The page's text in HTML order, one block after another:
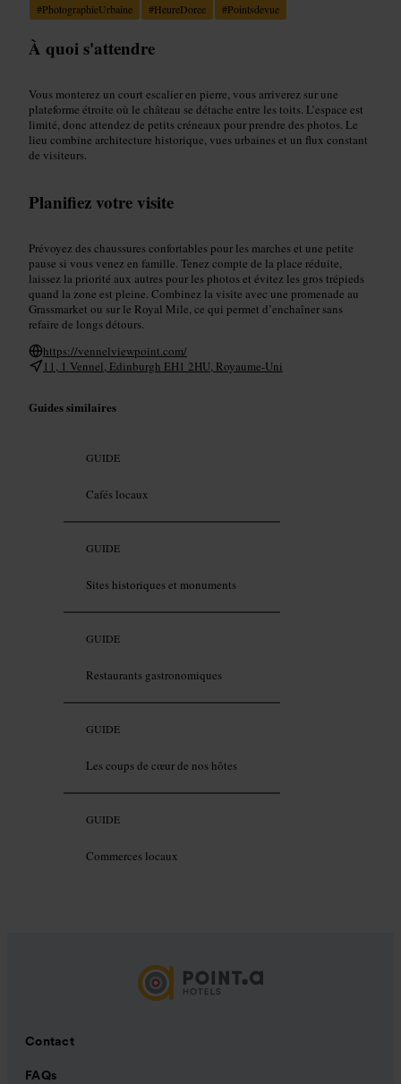
#PhotographieUrbaine #HeureDoree #Pointsdevue
À quoi s'attendre
Vous monterez un court escalier en pierre, vous arriverez sur une
plateforme étroite où le château se détache entre les toits. L’espace est
limité, donc attendez de petits créneaux pour prendre des photos. Le
lieu combine architecture historique, vues urbaines et un flux constant
de visiteurs.
Planifiez votre visite
Prévoyez des chaussures confortables pour les marches et une petite
pause si vous venez en famille. Tenez compte de la place réduite,
laissez la priorité aux autres pour les photos et évitez les gros trépieds
quand la zone est pleine. Combinez la visite avec une promenade au
Grassmarket ou sur le Royal Mile, ce qui permet d’enchaîner sans
refaire de longs détours.
https://vennelviewpoint.com/
11, 1 Vennel, Edinburgh EH1 2HU, Royaume-Uni
Guides similaires
GUIDE
Cafés locaux
GUIDE
Sites historiques et monuments
GUIDE
Restaurants gastronomiques
GUIDE
Les coups de cœur de nos hôtes
GUIDE
Commerces locaux
Contact
FAQs